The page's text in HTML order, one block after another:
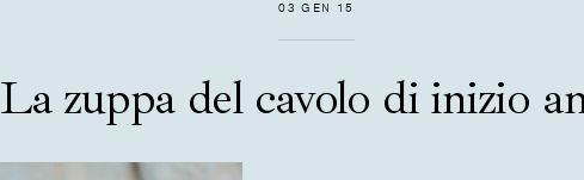
03 GEN 15
La zuppa del cavolo di inizio